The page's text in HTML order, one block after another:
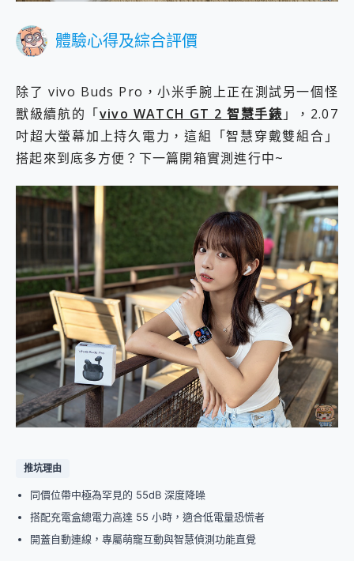
體驗心得及綜合評價
除了 vivo Buds Pro，小米手腕上正在測試另一個怪
獸級續航的「vivo WATCH GT 2 智慧手錶 」，2.07
吋超大螢幕加上持久電力，這組「智慧穿戴雙組合」
搭起來到底多方便？下一篇開箱實測進行中~
推坑理由
同價位帶中極為罕見的 55dB 深度降噪
搭配充電盒總電力高達 55 小時，適合低電量恐慌者
開蓋自動連線，專屬萌寵互動與智慧偵測功能直覺